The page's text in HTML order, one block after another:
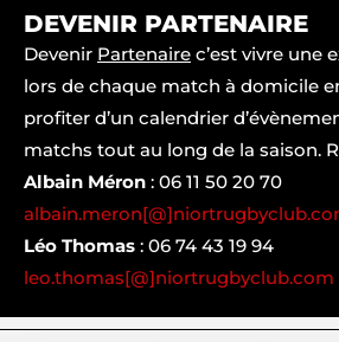
DEVENIR PARTENAIRE
Devenir Partenaire c’est vivre une
lors de chaque match à domicile
profiter d’un calendrier
matchs tout au long de la saison.
Albain Méron : 06 11 50 20 70
Léo Thomas : 06 74 43 19 94
leo.thomas[@]niortrugbyclub.com